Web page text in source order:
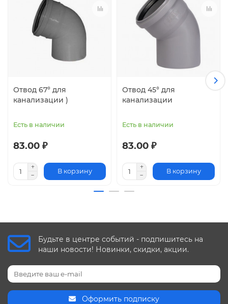
Отвод 67° для
канализации )
Есть в наличии
83.00 ₽
В корзину
Отвод 45° для
канализации
Есть в наличии
83.00 ₽
В корзину
Будьте в центре событий - подпишитесь на
наши новости! Новинки, скидки, акции.
Оформить подписку